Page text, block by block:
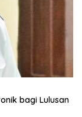
bagi Lulusan